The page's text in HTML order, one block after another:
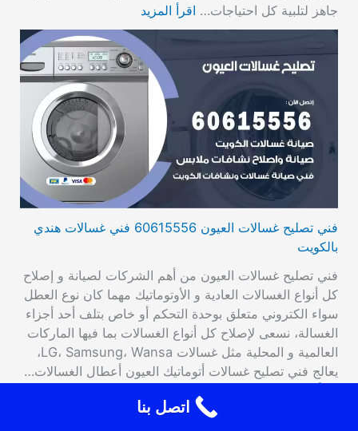
جاهز لتلبية كل احتياجات… اقرأ المزيد
فني تصليح غسالات العيون 60615556 فني غسالات هندي
بالكويت
فني تصليح غسالات العيون من أهم الشركات لصيانة و إصلاح
كل أنواع الغسالات العادية و الأوتوماتيك مهما كان نوع العطل
سواء الكتروني متعلق بوحدة التحكم أو خاص بتلف أحد أجزاء
الغسالة، نسعى لإصلاح كل أنواع الغسالات بما فيها الماركات
العالمية و المحلية مثل غسالات LG، Samsung، Wansa،
يعالج فني تصليح غسالات أتوماتيك العيون أعطال الغسالات…
اتصل بنا